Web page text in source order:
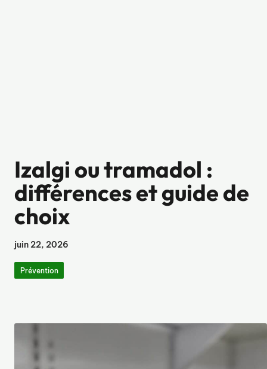
Izalgi ou tramadol :
différences et guide de
choix
juin 22, 2026
Prévention